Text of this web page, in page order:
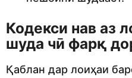
Кодекси нав аз
шуда чӣ фарқ
Қаблан дар лоиҳаи